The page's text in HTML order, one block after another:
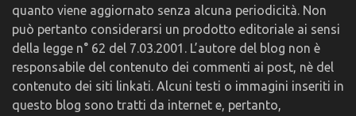
quanto viene aggiornato senza alcuna periodicità. Non
può pertanto considerarsi un prodotto editoriale ai sensi
della legge n° 62 del 7.03.2001. L’autore del blog non è
responsabile del contenuto dei commenti ai post, nè del
contenuto dei siti linkati. Alcuni testi o immagini inseriti in
questo blog sono tratti da internet e, pertanto,